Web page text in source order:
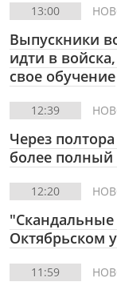
13:00
Выпускники
идти в
свое обучение
12:39
Через
более полный
12:20
Октябрьском
11:59